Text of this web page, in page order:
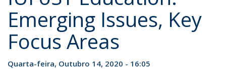
Emerging Issues, Key
Focus Areas
Quarta-feira, Outubro 14, 2020 - 16:05